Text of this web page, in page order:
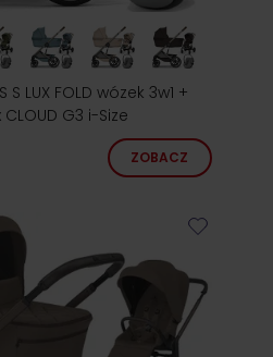
S LUX FOLD wózek 3w1 +
G3 i-Size
ZOBACZ